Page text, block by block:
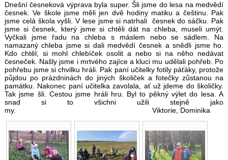
Dnešní česneková výprava byla super. Šli jsme do lesa na medvědí
česnek. Ve škole jsme měli jen dvě hodiny matiku a češtinu. Pak
jsme celá škola vyšli. V lese jsme si natrhali česnek do sáčku. Pak
jsme si česnek, který jsme si chtěli dát na chleba, museli umýt.
Vyčkali jsme řadu na chleba s máslem nebo se sádlem. Na
namazaný chleba jsme si dali medvědí česnek a snědli jsme ho.
Kdo chtěl, si mohl chlebíček osolit a nebo si na něho nedávat
česneček. Našly jsme i mrtvého zajíce a kluci mu udělali pohřeb. Po
pohřebu jsme si chvilku hráli. Pak paní učitelky fotily páťáky, protože
půjdou po prázdninách do jiných školiček a fotečky zůstanou na
památku. Nakonec paní učitelka zavolala, ať už jdeme do školičky.
Tak jsme šli. Cestou jsme hráli hru. Byl to pěkný výlet do lesa. A
snad si to všichni užili stejně jako
my. Viktorie, Dominika